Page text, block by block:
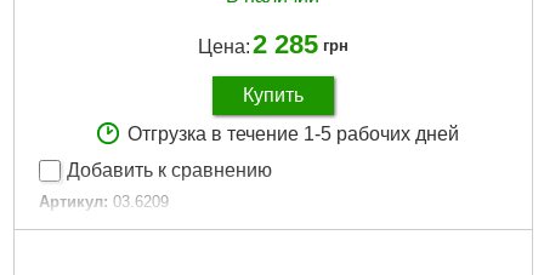
Цена:2 285 грн
Купить
Отгрузка в течение 1-5 рабочих дней
Добавить к сравнению
Артикул: 03.6209
Код товара: 30.49.53